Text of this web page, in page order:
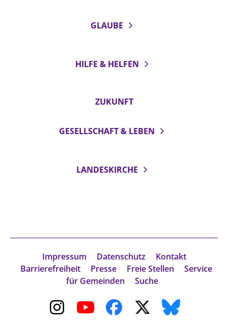
GLAUBE
HILFE & HELFEN
ZUKUNFT
GESELLSCHAFT & LEBEN
LANDESKIRCHE
Impressum Datenschutz
Kontakt
Barrierefreiheit
Presse Freie Stellen
Service
für Gemeinden
Suche